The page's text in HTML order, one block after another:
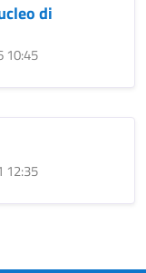
di
10:45
12:35